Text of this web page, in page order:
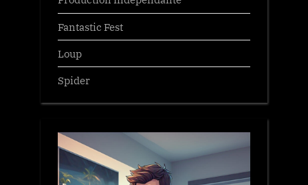
Fantastic Fest
Loup
Spider